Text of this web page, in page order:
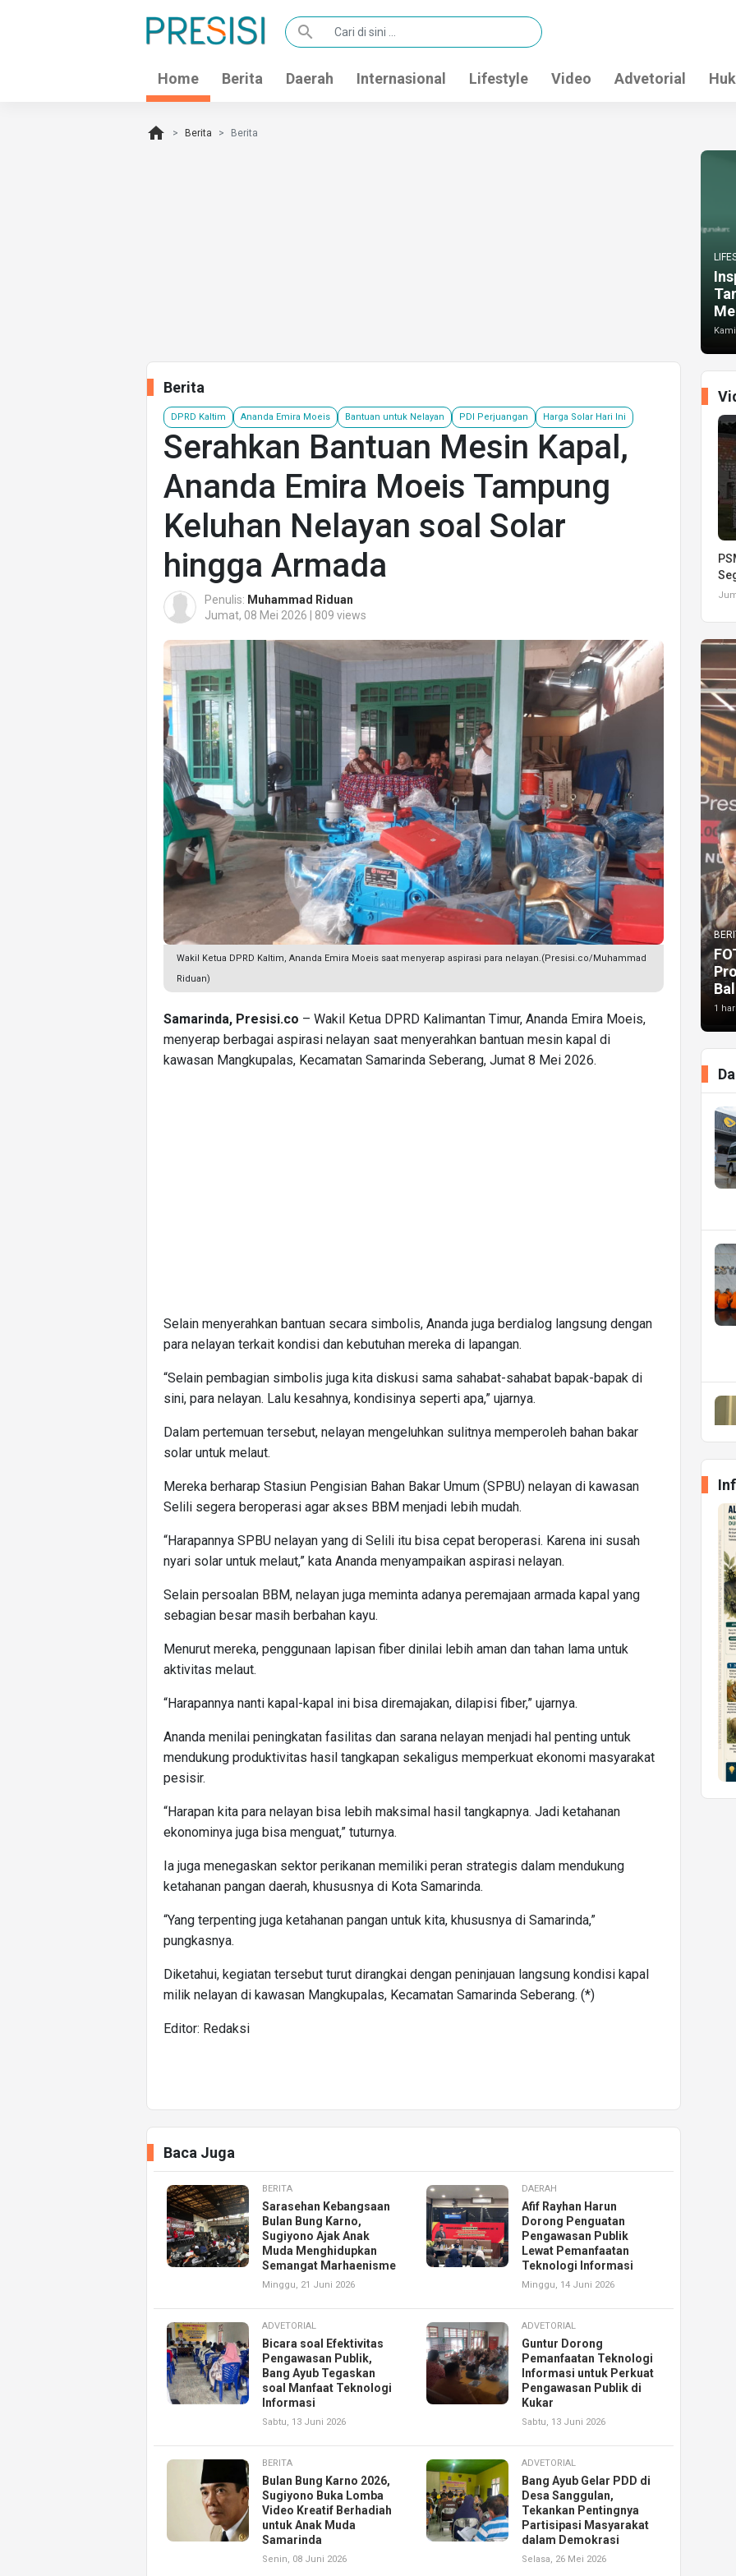
search
Home Berita Daerah Internasional Lifestyle Video Advetorial
home Berita Berita
Berita
DPRD Kaltim Ananda Emira Moeis Bantuan untuk Nelayan PDI Perjuangan Harga Solar Hari Ini
Serahkan Bantuan Mesin Kapal,
Ananda Emira Moeis Tampung
Keluhan Nelayan soal Solar
hingga Armada
Penulis: Muhammad Riduan
Jumat, 08 Mei 2026 | 809 views
Wakil Ketua DPRD Kaltim, Ananda Emira Moeis saat menyerap aspirasi para nelayan.(Presisi.co/Muhammad
Riduan)
Samarinda, Presisi.co – Wakil Ketua DPRD Kalimantan Timur, Ananda Emira Moeis,
menyerap berbagai aspirasi nelayan saat menyerahkan bantuan mesin kapal di
kawasan Mangkupalas, Kecamatan Samarinda Seberang, Jumat 8 Mei 2026.
Selain menyerahkan bantuan secara simbolis, Ananda juga berdialog langsung dengan
para nelayan terkait kondisi dan kebutuhan mereka di lapangan.
“Selain pembagian simbolis juga kita diskusi sama sahabat-sahabat bapak-bapak di
sini, para nelayan. Lalu kesahnya, kondisinya seperti apa,” ujarnya.
Dalam pertemuan tersebut, nelayan mengeluhkan sulitnya memperoleh bahan bakar
solar untuk melaut.
Mereka berharap Stasiun Pengisian Bahan Bakar Umum (SPBU) nelayan di kawasan
Selili segera beroperasi agar akses BBM menjadi lebih mudah.
“Harapannya SPBU nelayan yang di Selili itu bisa cepat beroperasi. Karena ini susah
nyari solar untuk melaut,” kata Ananda menyampaikan aspirasi nelayan.
Selain persoalan BBM, nelayan juga meminta adanya peremajaan armada kapal yang
sebagian besar masih berbahan kayu.
Menurut mereka, penggunaan lapisan fiber dinilai lebih aman dan tahan lama untuk
aktivitas melaut.
“Harapannya nanti kapal-kapal ini bisa diremajakan, dilapisi fiber,” ujarnya.
Ananda menilai peningkatan fasilitas dan sarana nelayan menjadi hal penting untuk
mendukung produktivitas hasil tangkapan sekaligus memperkuat ekonomi masyarakat
pesisir.
“Harapan kita para nelayan bisa lebih maksimal hasil tangkapnya. Jadi ketahanan
ekonominya juga bisa menguat,” tuturnya.
Ia juga menegaskan sektor perikanan memiliki peran strategis dalam mendukung
ketahanan pangan daerah, khususnya di Kota Samarinda.
“Yang terpenting juga ketahanan pangan untuk kita, khususnya di Samarinda,”
pungkasnya.
Diketahui, kegiatan tersebut turut dirangkai dengan peninjauan langsung kondisi kapal
milik nelayan di kawasan Mangkupalas, Kecamatan Samarinda Seberang. (*)
Editor: Redaksi
Baca Juga
BERITA
Sarasehan Kebangsaan
Bulan Bung Karno,
Sugiyono Ajak Anak
Muda Menghidupkan
Semangat Marhaenisme
Minggu, 21 Juni 2026
DAERAH
Afif Rayhan Harun
Dorong Penguatan
Pengawasan Publik
Lewat Pemanfaatan
Teknologi Informasi
Minggu, 14 Juni 2026
ADVETORIAL
Bicara soal Efektivitas
Pengawasan Publik,
Bang Ayub Tegaskan
soal Manfaat Teknologi
Informasi
Sabtu, 13 Juni 2026
ADVETORIAL
Guntur Dorong
Pemanfaatan Teknologi
Informasi untuk Perkuat
Pengawasan Publik di
Kukar
Sabtu, 13 Juni 2026
BERITA
Bulan Bung Karno 2026,
Sugiyono Buka Lomba
Video Kreatif Berhadiah
untuk Anak Muda
Samarinda
Senin, 08 Juni 2026
ADVETORIAL
Bang Ayub Gelar PDD di
Desa Sanggulan,
Tekankan Pentingnya
Partisipasi Masyarakat
dalam Demokrasi
Selasa, 26 Mei 2026
1